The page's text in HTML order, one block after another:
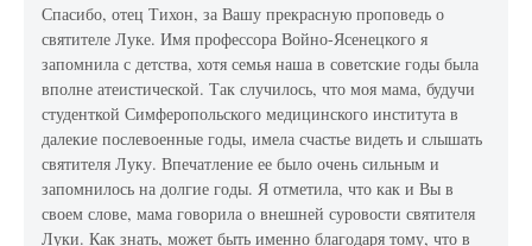
Спасибо, отец Тихон, за Вашу прекрасную проповедь о
святителе Луке. Имя профессора Войно-Ясенецкого я
запомнила с детства, хотя семья наша в советские годы была
вполне атеистической. Так случилось, что моя мама, будучи
студенткой Симферопольского медицинского института в
далекие послевоенные годы, имела счастье видеть и слышать
святителя Луку. Впечатление ее было очень сильным и
запомнилось на долгие годы. Я отметила, что как и Вы в
своем слове, мама говорила о внешней суровости святителя
Луки. Как знать, может быть именно благодаря тому, что в